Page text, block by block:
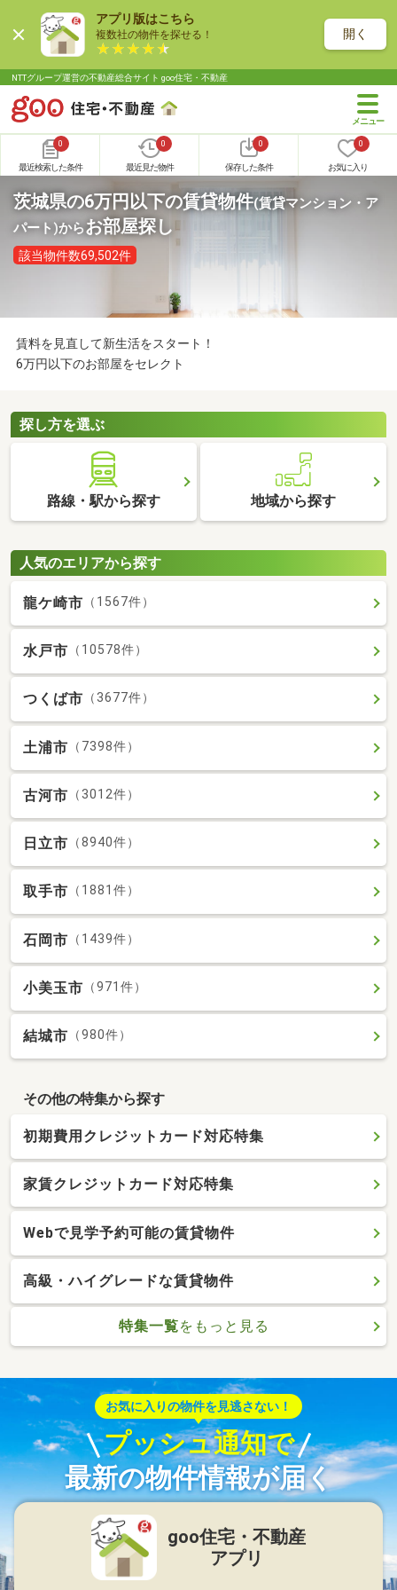
アプリ版はこちら
複数社の物件を探せる！ 開く
NTTグループ運営の不動産総合サイト goo住宅・不動産
0
最近検索した条件
0
最近見た物件
0
保存した条件
0
お気に入り
茨城県の6万円以下の賃貸物件(賃貸マンション・ア
パート)からお部屋探し
該当物件数69,502件
賃料を見直して新生活をスタート！
6万円以下のお部屋をセレクト
探し方を選ぶ
路線・駅から探す 地域から探す
人気のエリアから探す
龍ケ崎市 （1567件）
水戸市 （10578件）
つくば市 （3677件）
土浦市 （7398件）
古河市 （3012件）
日立市 （8940件）
取手市 （1881件）
石岡市 （1439件）
小美玉市 （971件）
結城市 （980件）
その他の特集から探す
初期費用クレジットカード対応特集
家賃クレジットカード対応特集
Webで見学予約可能の賃貸物件
高級・ハイグレードな賃貸物件
特集一覧をもっと見る
お気に入りの物件を見逃さない！
プッシュ通知で
最新の物件情報が届く
goo住宅・不動産
アプリ